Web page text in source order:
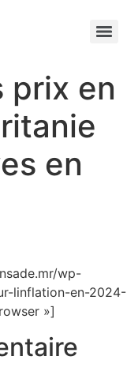
prix en
en
wp-
linflation-en-2024-
»]